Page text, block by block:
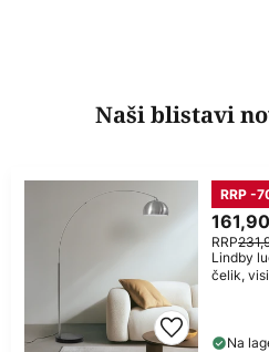
Naši blistavi
RRP
RRP -
Lindby
čelik,
Na